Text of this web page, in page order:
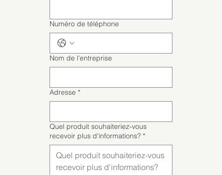
Numéro de téléphone
Nom de l'entreprise
Adresse *
Quel produit souhaiteriez-vous
recevoir plus d'informations? *